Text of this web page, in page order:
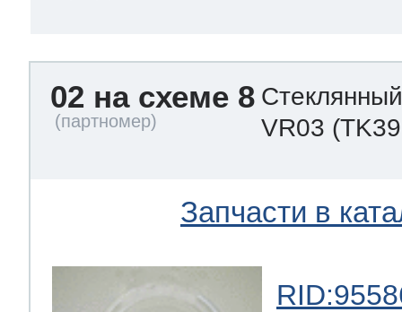
02 на схеме 8
VR03
Запчасти в